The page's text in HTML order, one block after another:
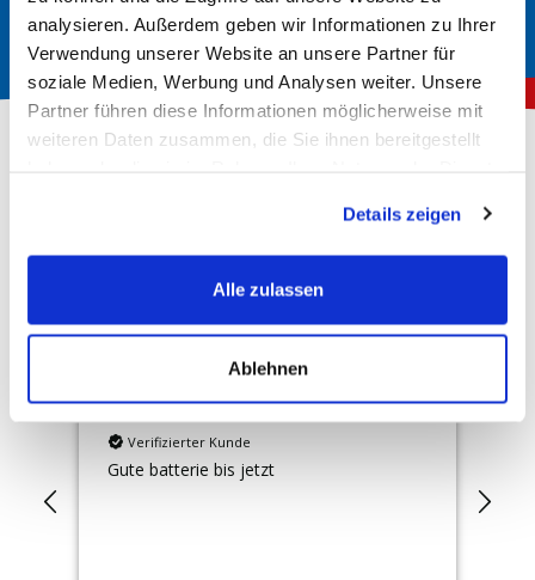
analysieren. Außerdem geben wir Informationen zu Ihrer
Verwendung unserer Website an unsere Partner für
soziale Medien, Werbung und Analysen weiter. Unsere
Partner führen diese Informationen möglicherweise mit
weiteren Daten zusammen, die Sie ihnen bereitgestellt
Details zeigen
Alle zulassen
Ablehnen
Über 150.000 zufriedene Kunden
Verifizierter Kunde
Gute batterie bis jetzt